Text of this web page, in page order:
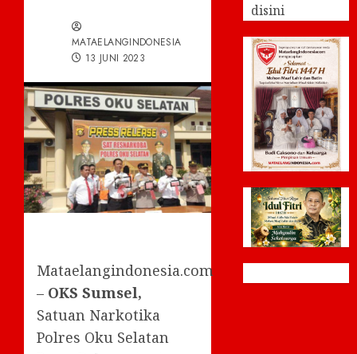
MATAELANGINDONESIA
13 JUNI 2023
Mataelangindonesia.com
– OKS Sumsel,
Satuan Narkotika
Polres Oku Selatan
disini